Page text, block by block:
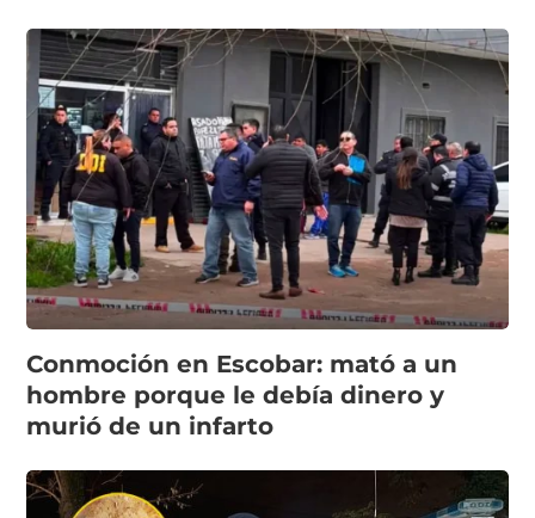
Conmoción en Escobar: mató a un
hombre porque le debía dinero y
murió de un infarto